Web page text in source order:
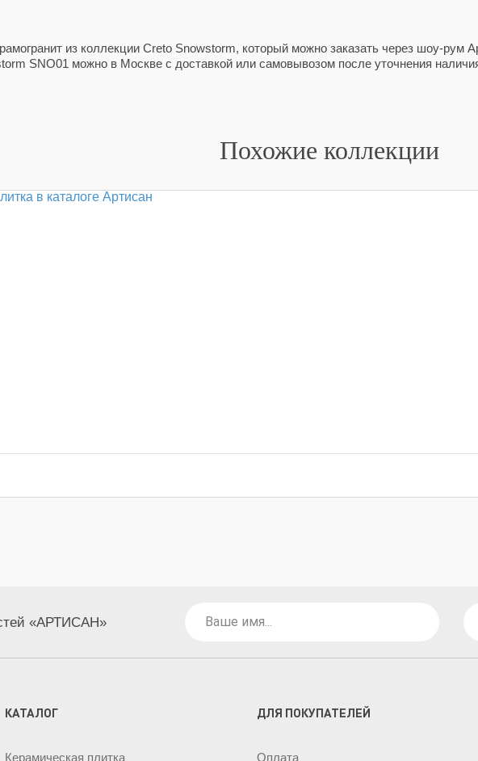
из коллекции Creto Snowstorm, который можно заказать через шоу-рум
SNO01 можно в Москве с доставкой или самовывозом после уточнения
Похожие коллекции
«АРТИСАН»
КАТАЛОГ
Керамическая плитка
ДЛЯ ПОКУПАТЕЛЕЙ
Оплата